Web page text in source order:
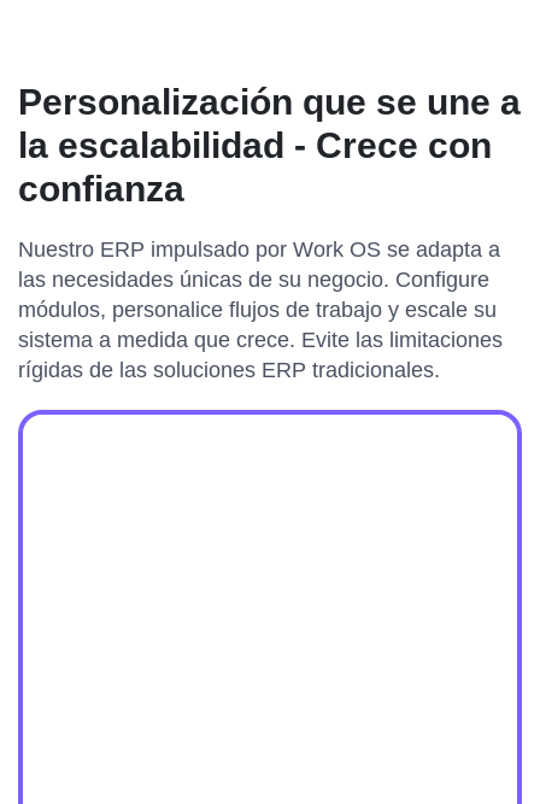
Personalización que se une a
la escalabilidad - Crece con
confianza
Nuestro ERP impulsado por Work OS se adapta a
las necesidades únicas de su negocio. Configure
módulos, personalice flujos de trabajo y escale su
sistema a medida que crece. Evite las limitaciones
rígidas de las soluciones ERP tradicionales.